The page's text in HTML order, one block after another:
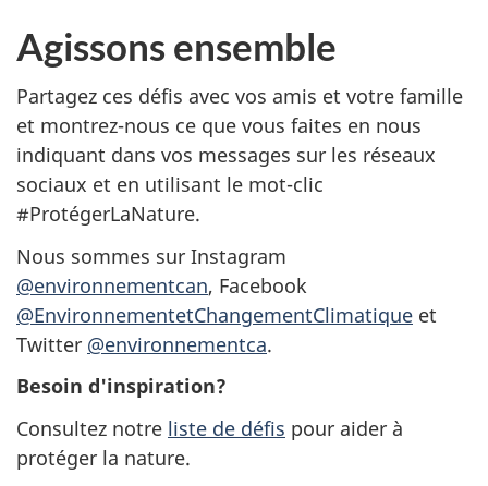
Agissons ensemble
Partagez ces défis avec vos amis et votre famille
et montrez-nous ce que vous faites en nous
indiquant dans vos messages sur les réseaux
sociaux et en utilisant le mot-clic
#ProtégerLaNature.
Nous sommes sur Instagram
@environnementcan, Facebook
@EnvironnementetChangementClimatique et
Twitter @environnementca.
Besoin d'inspiration?
Consultez notre liste de défis pour aider à
protéger la nature.